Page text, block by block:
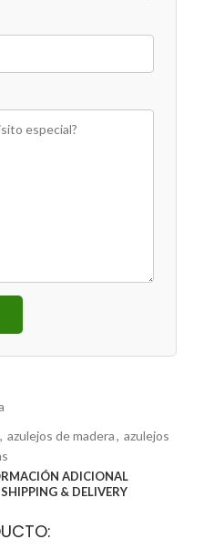
, azulejos de madera, azulejos
ADICIONAL
SHIPPING & DELIVERY